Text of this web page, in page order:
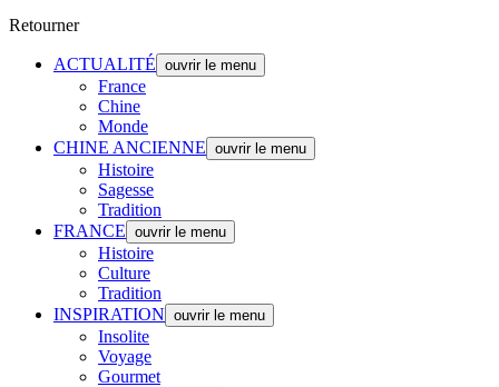
Retourner
ACTUALITÉ ouvrir le menu
France
Chine
Monde
CHINE ANCIENNE ouvrir le menu
Histoire
Sagesse
Tradition
FRANCE ouvrir le menu
Histoire
Culture
Tradition
INSPIRATION ouvrir le menu
Insolite
Voyage
Gourmet